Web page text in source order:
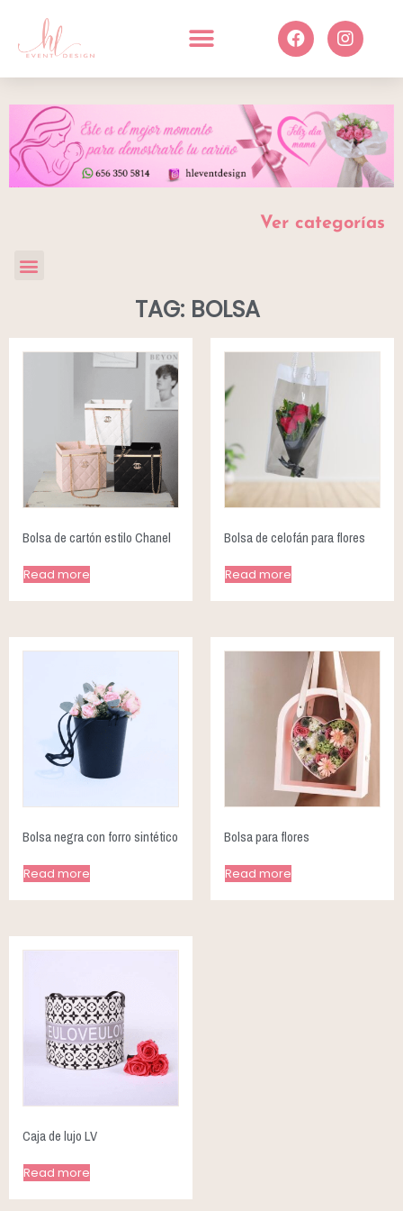
Ver categorías
TAG: BOLSA
Bolsa de cartón estilo Chanel
Read more
Bolsa de celofán para flores
Read more
Bolsa negra con forro sintético
Read more
Bolsa para flores
Read more
Caja de lujo LV
Read more